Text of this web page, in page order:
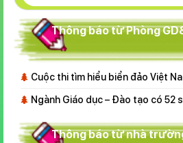
Thông báo từ Phòng
Cuộc thi tìm hiểu biển đảo Việt
Ngành Giáo dục – Đào tạo có 52
Thông báo từ nhà